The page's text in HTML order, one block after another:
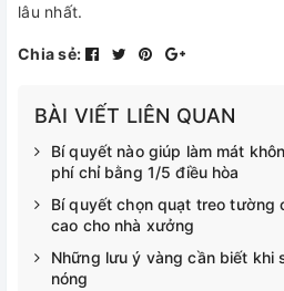
lâu nhất.
Chia sẻ:
BÀI VIẾT LIÊN QUAN
Bí quyết nào giúp làm mát
phí chỉ bằng 1/5 điều hòa
Bí quyết chọn quạt treo tường
cao cho nhà xưởng
Những lưu ý vàng cần biết khi
nóng